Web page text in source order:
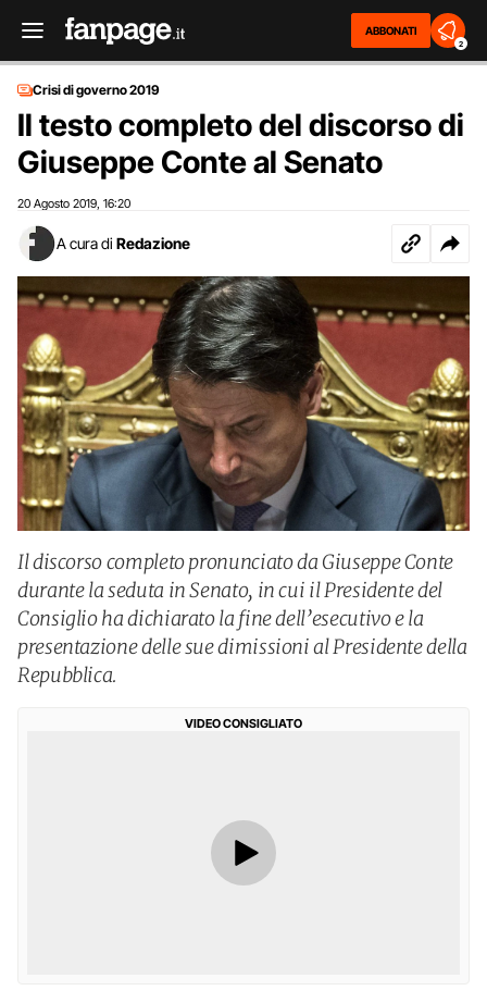
ABBONATI
2
Crisi di governo 2019
Il testo completo del discorso di
Giuseppe Conte al Senato
20 Agosto 2019 16:20
A cura di Redazione
Il discorso completo pronunciato da Giuseppe Conte
durante la seduta in Senato, in cui il Presidente del
Consiglio ha dichiarato la fine dell’esecutivo e la
presentazione delle sue dimissioni al Presidente della
Repubblica.
VIDEO CONSIGLIATO